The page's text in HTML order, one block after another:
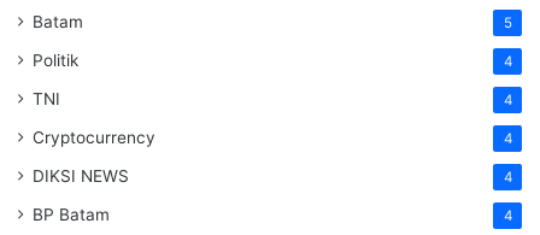
Batam 5
Politik 4
TNI 4
Cryptocurrency 4
DIKSI NEWS 4
BP Batam 4